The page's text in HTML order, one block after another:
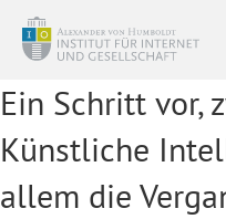
Ein Schritt vor,
Künstliche
allem die